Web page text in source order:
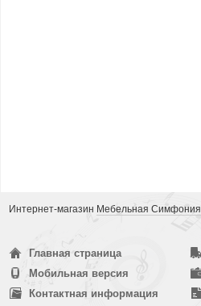
Интернет-магазин Мебельная Симфония
Главная страница
Мобильная версия
Контактная информация